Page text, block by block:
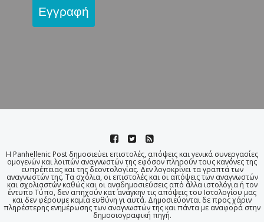
Εγγραφή
Η Panhellenic Post δημοσιεύει επιστολές, απόψεις και γενικά συνεργασίες
ομογενών και λοιπών αναγνωστών της εφόσον πληρούν τους κανόνες της
ευπρέπειας και της δεοντολογίας. Δεν λογοκρίνει τα γραπτά των
αναγνωστών της. Τα σχόλια, οι επιστολές και οι απόψεις των αναγνωστών
και σχολιαστών καθώς και οι αναδημοσιεύσεις από άλλα ιστολόγια ή τον
έντυπο Τύπο, δεν απηχούν κατ΄ ανάγκην τις απόψεις του Ιστολογίου μας
και δεν φέρουμε καμία ευθύνη γι αυτά. Δημοσιεύονται δε προς χάριν
πληρέστερης ενημέρωσης των αναγνωστών της και πάντα με αναφορά στην
δημοσιογραφική πηγή.